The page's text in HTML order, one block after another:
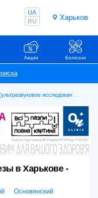
Харьков
UA
RU
Акции Болезни
исследование)
в Харькове -
Основянский